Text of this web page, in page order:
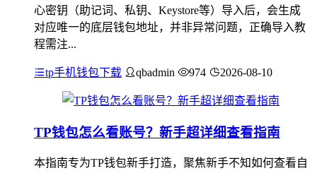
心密钥（助记词、私钥、Keystore等）导入后，会生成
对应唯一的底层钱包地址，并非异常问题，正确导入教
程需注...
tp手机钱包下载 qbadmin 974 2026-08-10
TP钱包怎么看账号？新手超详细查看指南
本指南专为TP钱包新手打造，聚焦新手不知如何查看自